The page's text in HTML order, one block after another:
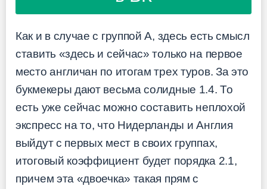
Как и в случае с группой A, здесь есть смысл
ставить «здесь и сейчас» только на первое
место англичан по итогам трех туров. За это
букмекеры дают весьма солидные 1.4. То
есть уже сейчас можно составить неплохой
экспресс на то, что Нидерланды и Англия
выйдут с первых мест в своих группах,
итоговый коэффициент будет порядка 2.1,
причем эта «двоечка» такая прям с